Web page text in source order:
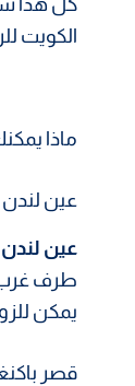
الكويت
ماذا
عين لندن
عين لندن
طرف غرب
يمكن
قصر